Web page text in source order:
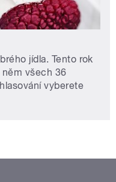
jídla. Tento rok
něm všech 36
vyberete